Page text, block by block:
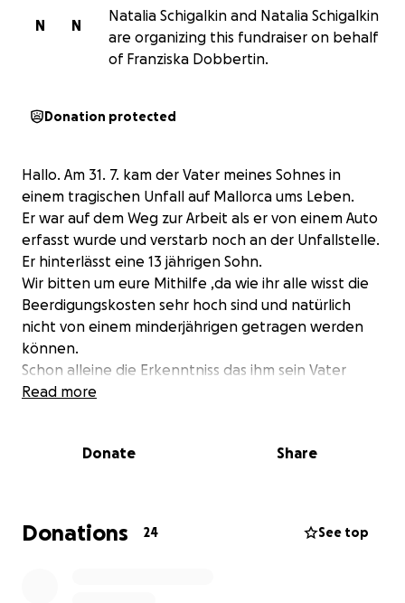
N
N
Natalia Schigalkin and Natalia Schigalkin
are organizing this fundraiser on behalf
of Franziska Dobbertin.
Donation protected
Hallo. Am 31. 7. kam der Vater meines Sohnes in
einem tragischen Unfall auf Mallorca ums Leben.
Er war auf dem Weg zur Arbeit als er von einem Auto
erfasst wurde und verstarb noch an der Unfallstelle.
Er hinterlässt eine 13 jährigen Sohn.
Wir bitten um eure Mithilfe ,da wie ihr alle wisst die
Beerdigungskosten sehr hoch sind und natürlich
nicht von einem minderjährigen getragen werden
können.
Schon alleine die Erkenntniss das ihm sein Vater
genommen wurde so früh ist sehr schwer zu
würden uns sehr freuen über ein wenig Hilfe.
Read more
Donate Share
Donations 24 See top